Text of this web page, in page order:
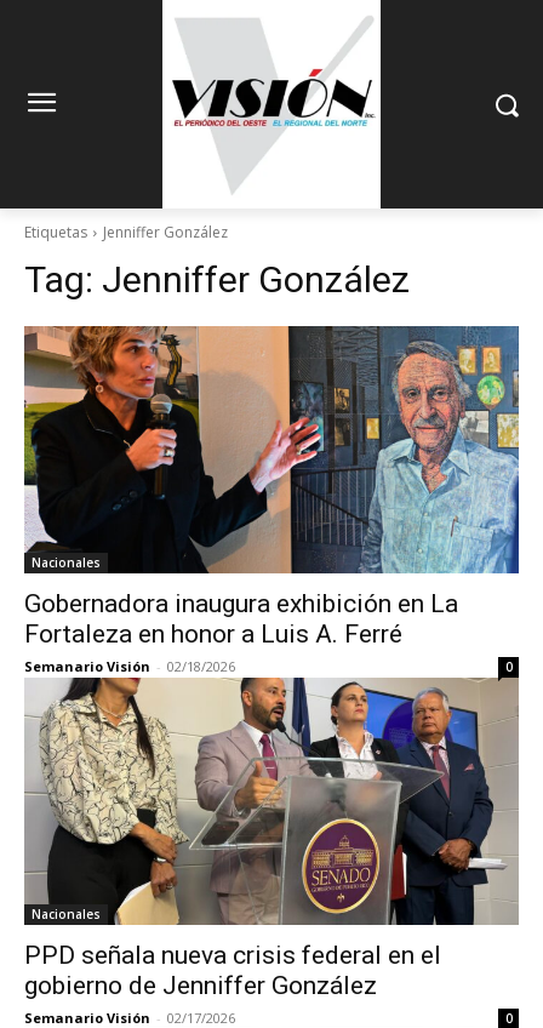
Etiquetas Jenniffer González
Tag: Jenniffer González
Nacionales
Gobernadora inaugura exhibición en La
Fortaleza en honor a Luis A. Ferré
Semanario Visión - 02/18/2026 0
Nacionales
PPD señala nueva crisis federal en el
gobierno de Jenniffer González
Semanario Visión - 02/17/2026 0